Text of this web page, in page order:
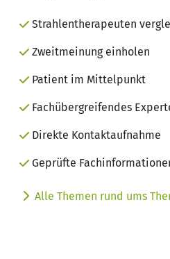
Strahlentherapeuten
Zweitmeinung einholen
Patient im Mittelpunkt
Fachübergreifendes
Direkte Kontaktaufnahme
Geprüfte
Alle Themen rund ums